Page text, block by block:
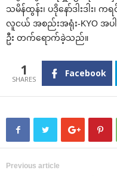
သမိန်ထွန်း၊ ပဒိုနော်ဒါးဒါး၊
လူငယ် အစည်းအရုံး-KYO အပ
ဦး တက်ရောက်ခဲ့သည်။
1 Facebook
Previous article